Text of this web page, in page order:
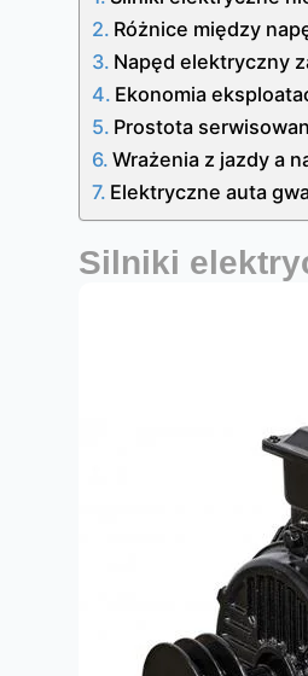
Różnice między
Napęd elektryczny
Ekonomia
Prostota
Wrażenia z jazdy a
Elektryczne auta
Silniki